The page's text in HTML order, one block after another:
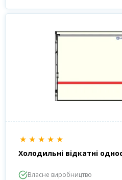
★ ★ ★ ★ ★
Холодильні відкатні
Власне виробництво